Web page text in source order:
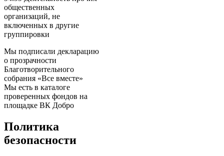
общественных
организаций, не
включенных в другие
группировки
Мы подписали декларацию
о прозрачности
Благотворительного
собрания «Все вместе»
Мы есть в каталоге
проверенных фондов на
площадке ВК Добро
Политика
безопасности